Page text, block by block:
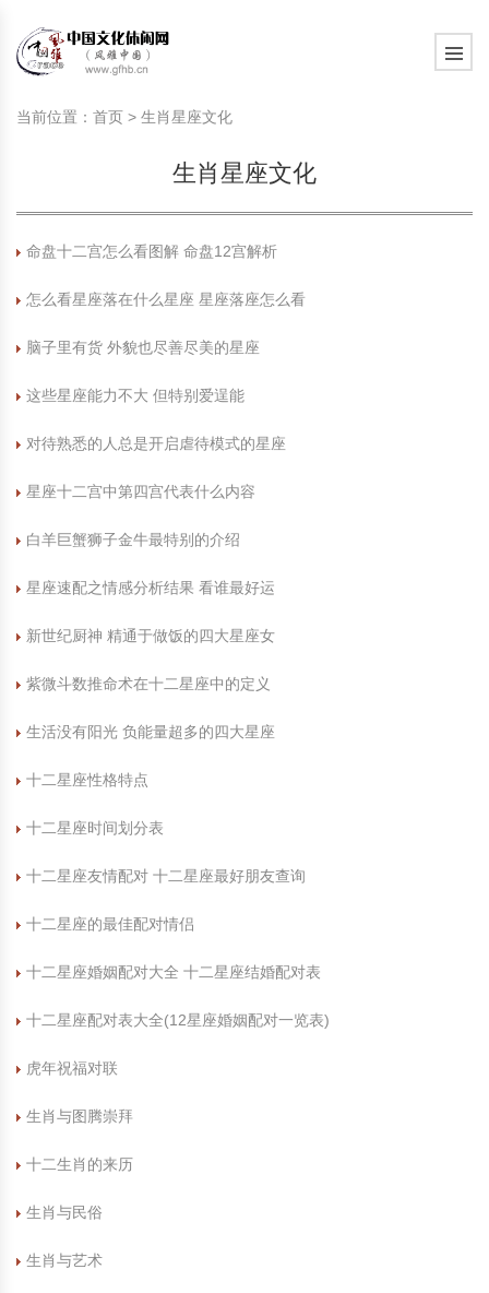
旅游民俗文化动态
中国民俗史话
中华姓氏文化
中国民俗信仰
中国民俗禁忌
中国传统服饰
中华民居
中华文脉
中国古代休闲文化
政策法律法规
国外民俗趣谈
旅游出行知识
中国传统节日
中国生肖文化
中国饮食文化
刺绣
漆器
泥人
绸伞
皮影
木雕
紫砂壶
中国民间故事
中国周易文化
苗族巫蛊文化
国外神秘文化
中国性文化
现代家庭教育知识
教育名家
艺术百科
生活百科
旅游民俗文化动态
中国民俗史话
中华姓氏文化
中国民俗信仰
中国民俗禁忌
中国传统服饰
中华民居
中华文脉
中国古代休闲文化
政策法律法规
国外民俗趣谈
旅游出行知识
中国传统节日
中国生肖文化
中国饮食文化
刺绣
漆器
泥人
绸伞
皮影
木雕
紫砂壶
中国民间故事
中国周易文化
苗族巫蛊文化
国外神秘文化
中国性文化
现代家庭教育知识
教育名家
艺术百科
生活百科
当前位置： 首页 > 生肖星座文化
生肖星座文化
命盘十二宫怎么看图解 命盘12宫解析
怎么看星座落在什么星座 星座落座怎么看
脑子里有货 外貌也尽善尽美的星座
这些星座能力不大 但特别爱逞能
对待熟悉的人总是开启虐待模式的星座
星座十二宫中第四宫代表什么内容
白羊巨蟹狮子金牛最特别的介绍
星座速配之情感分析结果 看谁最好运
新世纪厨神 精通于做饭的四大星座女
紫微斗数推命术在十二星座中的定义
生活没有阳光 负能量超多的四大星座
十二星座性格特点
十二星座时间划分表
十二星座友情配对 十二星座最好朋友查询
十二星座的最佳配对情侣
十二星座婚姻配对大全 十二星座结婚配对表
十二星座配对表大全(12星座婚姻配对一览表)
虎年祝福对联
生肖与图腾崇拜
十二生肖的来历
生肖与民俗
生肖与艺术